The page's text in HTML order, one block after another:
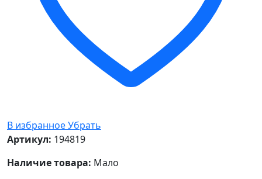
В избранноеУбрать
Артикул: 194819
Наличие товара: Мало